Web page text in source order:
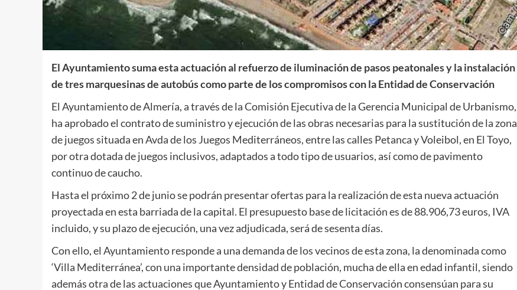
El Ayuntamiento suma esta actuación al refuerzo de iluminación de pasos peatonales y la instalación
de tres marquesinas de autobús como parte de los compromisos con la Entidad de Conservación
El Ayuntamiento de Almería, a través de la Comisión Ejecutiva de la Gerencia Municipal de Urbanismo,
ha aprobado el contrato de suministro y ejecución de las obras necesarias para la sustitución de la zona
de juegos situada en Avda de los Juegos Mediterráneos, entre las calles Petanca y Voleibol, en El Toyo,
por otra dotada de juegos inclusivos, adaptados a todo tipo de usuarios, así como de pavimento
continuo de caucho.
Hasta el próximo 2 de junio se podrán presentar ofertas para la realización de esta nueva actuación
proyectada en esta barriada de la capital. El presupuesto base de licitación es de 88.906,73 euros, IVA
incluido, y su plazo de ejecución, una vez adjudicada, será de sesenta días.
Con ello, el Ayuntamiento responde a una demanda de los vecinos de esta zona, la denominada como
‘Villa Mediterránea’, con una importante densidad de población, mucha de ella en edad infantil, siendo
además otra de las actuaciones que Ayuntamiento y Entidad de Conservación consensúan para su